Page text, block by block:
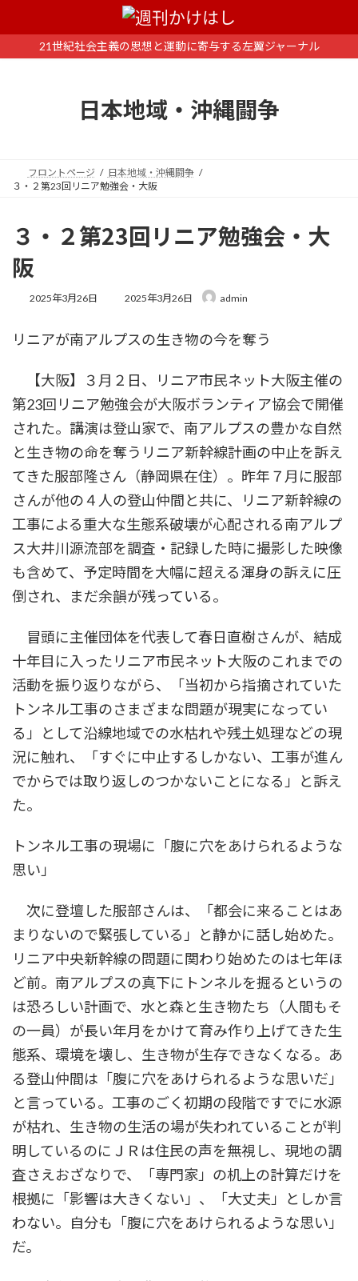
ン
ー
21世紀社会主義の思想と運動に寄与する左翼ジャーナル
日本地域・沖縄闘争
フロントページ
日本地域・沖縄闘争
３・２第23回リニア勉強会・大阪
３・２第23回リニア勉強会・大
阪
2025年3月26日
最
新
2025年3月26日 admin
リニアが南アルプスの生き物の今を奪う
【大阪】３月２日、リニア市民ネット大阪主催の
第23回リニア勉強会が大阪ボランティア協会で開催
された。講演は登山家で、南アルプスの豊かな自然
と生き物の命を奪うリニア新幹線計画の中止を訴え
てきた服部隆さん（静岡県在住）。昨年７月に服部
さんが他の４人の登山仲間と共に、リニア新幹線の
工事による重大な生態系破壊が心配される南アルプ
ス大井川源流部を調査・記録した時に撮影した映像
も含めて、予定時間を大幅に超える渾身の訴えに圧
倒され、まだ余韻が残っている。
冒頭に主催団体を代表して春日直樹さんが、結成
十年目に入ったリニア市民ネット大阪のこれまでの
活動を振り返りながら、「当初から指摘されていた
トンネル工事のさまざまな問題が現実になってい
る」として沿線地域での水枯れや残土処理などの現
況に触れ、「すぐに中止するしかない、工事が進ん
でからでは取り返しのつかないことになる」と訴え
た。
トンネル工事の現場に「腹に穴をあけられるような
思い」
次に登壇した服部さんは、「都会に来ることはあ
まりないので緊張している」と静かに話し始めた。
リニア中央新幹線の問題に関わり始めたのは七年ほ
ど前。南アルプスの真下にトンネルを掘るというの
は恐ろしい計画で、水と森と生き物たち（人間もそ
の一員）が長い年月をかけて育み作り上げてきた生
態系、環境を壊し、生き物が生存できなくなる。あ
る登山仲間は「腹に穴をあけられるような思いだ」
と言っている。工事のごく初期の段階ですでに水源
が枯れ、生き物の生活の場が失われていることが判
明しているのにＪＲは住民の声を無視し、現地の調
査さえおざなりで、「専門家」の机上の計算だけを
根拠に「影響は大きくない」、「大丈夫」としか言
わない。自分も「腹に穴をあけられるような思い」
だ。